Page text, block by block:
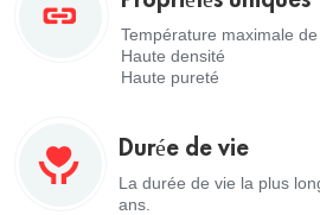
Température maximale
Haute densité
Haute pureté
Durée de vie
La durée de vie la plus
ans.